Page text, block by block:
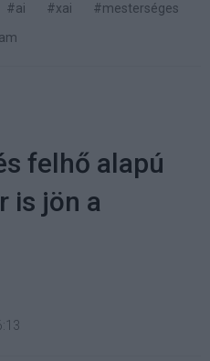
#ai #xai
#mesterséges
felhő alapú
is jön a